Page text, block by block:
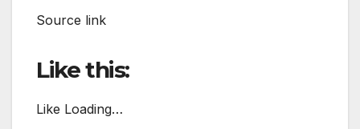
Source link
Like this:
Like Loading…